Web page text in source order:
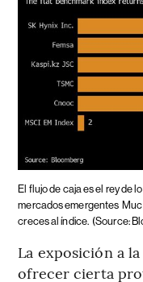
El flujo de caja es el rey de
mercados emergentes
creces al índice. (Source:
La exposición a
ofrecer cierta